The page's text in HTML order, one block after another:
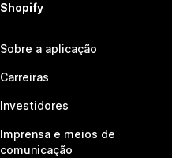
Shopify
Sobre a aplicação
Carreiras
Investidores
Imprensa e meios de
comunicação